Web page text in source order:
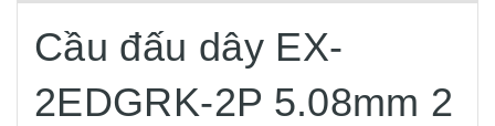
Cầu đấu dây EX-
2EDGRK-2P 5.08mm 2